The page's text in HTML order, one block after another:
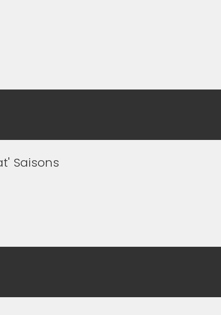
Saisons